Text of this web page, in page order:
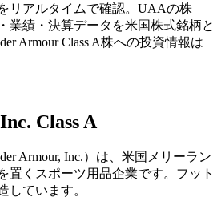
リアルタイムで確認。UAAの株
業績・決算データを米国株式銘柄と
Armour Class A株への投資情報は
Class A
Armour, Inc.）は、米国メリーラン
置くスポーツ用品企業です。フット
しています。